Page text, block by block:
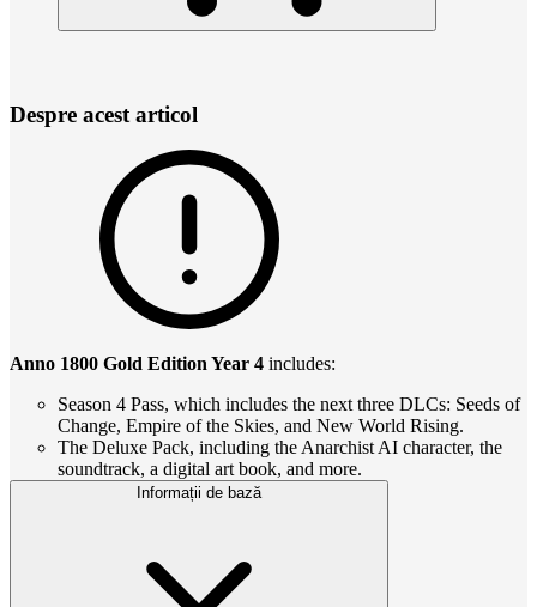
Despre acest articol
Anno 1800 Gold Edition Year 4 includes:
Season 4 Pass, which includes the next three DLCs: Seeds of
Change, Empire of the Skies, and New World Rising.
The Deluxe Pack, including the Anarchist AI character, the
soundtrack, a digital art book, and more.
Informații de bază